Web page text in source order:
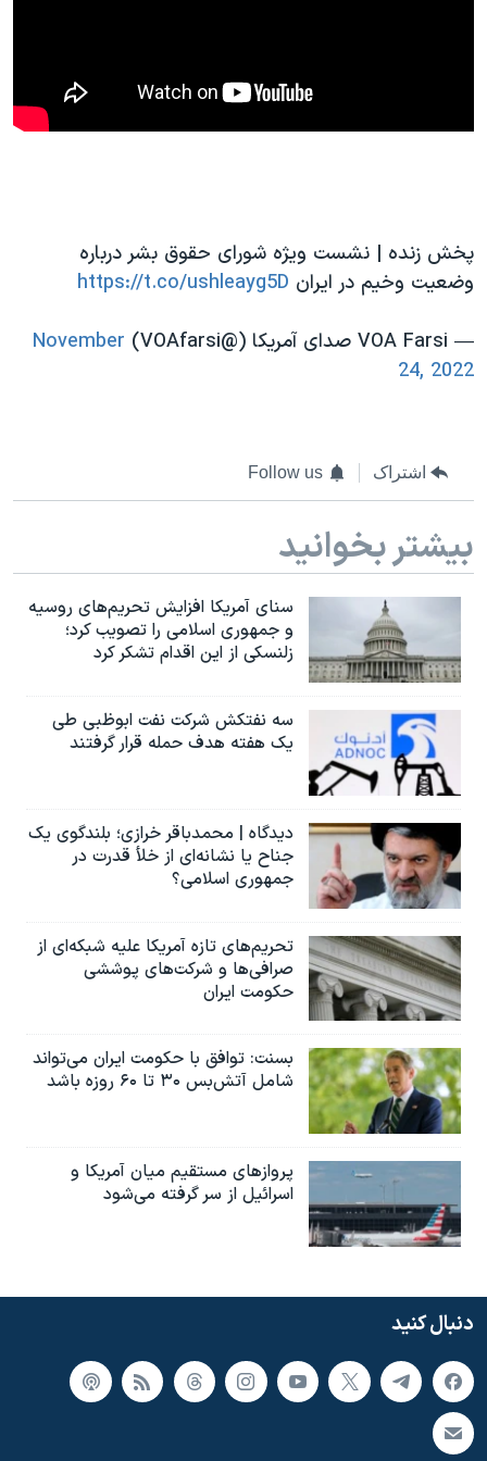
همایش محافظه‌کاران آمریکا «سی‌پک»
پخش زنده | نشست ويژه شورای حقوق بشر درباره
وضعیت وخیم در ایران https://t.co/ushleayg5D
— VOA Farsi صدای آمریکا (@VOAfarsi)
November
24, 2022
اشتراک Follow us
بیشتر بخوانید
سنای آمریکا افزایش تحریم‌های روسیه
و جمهوری اسلامی را تصویب کرد؛
زلنسکی از این اقدام تشکر کرد
سه نفتکش شرکت نفت ابوظبی طی
یک هفته هدف حمله قرار گرفتند
دیدگاه | محمدباقر خرازی؛ بلندگوی یک
جناح یا نشانه‌ای از خلأ قدرت در
جمهوری اسلامی؟
تحریم‌های تازه آمریکا علیه شبکه‌ای از
صرافی‌ها و شرکت‌های پوششی
حکومت ایران
بسنت: توافق با حکومت ایران می‌تواند
شامل آتش‌بس ۳۰ تا ۶۰ روزه باشد
پروازهای مستقیم میان آمریکا و
اسرائیل از سر گرفته می‌شود
دنبال کنید